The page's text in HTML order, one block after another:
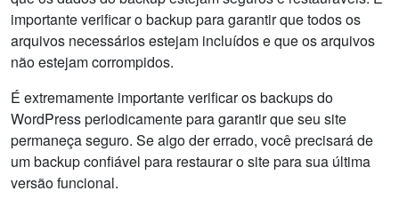
importante verificar o backup para garantir que todos os
arquivos necessários estejam incluídos e que os arquivos
não estejam corrompidos.
É extremamente importante verificar os backups do
WordPress periodicamente para garantir que seu site
permaneça seguro. Se algo der errado, você precisará de
um backup confiável para restaurar o site para sua última
versão funcional.